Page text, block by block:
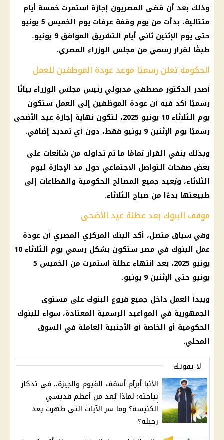
وذلك بعد أن قضى المصريون إجازة استمرت خمسة أيام
متتالية، بدأت من يوم وقفة عرفات
يوم الخميس 5 يونيو
حتى يوم الإثنين ثاني أيام التشريق الموافق 9 يونيو،
طبقًا لقرار رسمي من مجلس الوزراء المصري.
الحكومة تعلن رسميًا موعد عودة الموظفين للعمل
أصدرالدكتور مصطفى مدبولي رئيس مجلس الوزراء بيانًا
رسميًا أكد فيه أن عودة الموظفين إلى العمل ستكون
يوم الثلاثاء 10
يونيو 2025 ، لتكون نهاية إجازة عيد الأضحى
رسميًا يوم الإثنين 9 يونيو فقط، دون أي تمديد إضافي.
وبذلك ينفي القرارتمامًا ما تم تداوله من شائعات على
بعض صفحات التواصل الاجتماعي حول مد الإجازة ليوم
الثلاثاء، ويُعيد جميع المصالح الحكومية والقطاعات إلى
طبيعتها بدءًا من صباح الثلاثاء.
موقف البنوك بعد عطلة عيد الأضحى
وفي سياق متصل، أكد البنك المركزي المصري أن عودة
عمل البنوك في مصرستكون بشكل رسمي يوم الثلاثاء 10
يونيو 2025
، بعد انتهاء عطلة استمرت من الخميس 5
يونيو حتى الإثنين 9 يونيو.
ويبدأ العمل داخل جميع فروع البنوك على مستوى
الجمهورية في المواعيد الرسمية المعتادة، سواء للبنوك
الحكومية أو الخاصة أو الأجنبية العاملة في السوق
المحلي.
لا يفوتك
الأنبا أبرآم أسقف الفيوم والجيزة.. في تذكار
نياحته: لماذا يُعد من أعظم قديسي
الكنيسة؟ وما سر الآيات التي ظهرت بعد
رحيله؟